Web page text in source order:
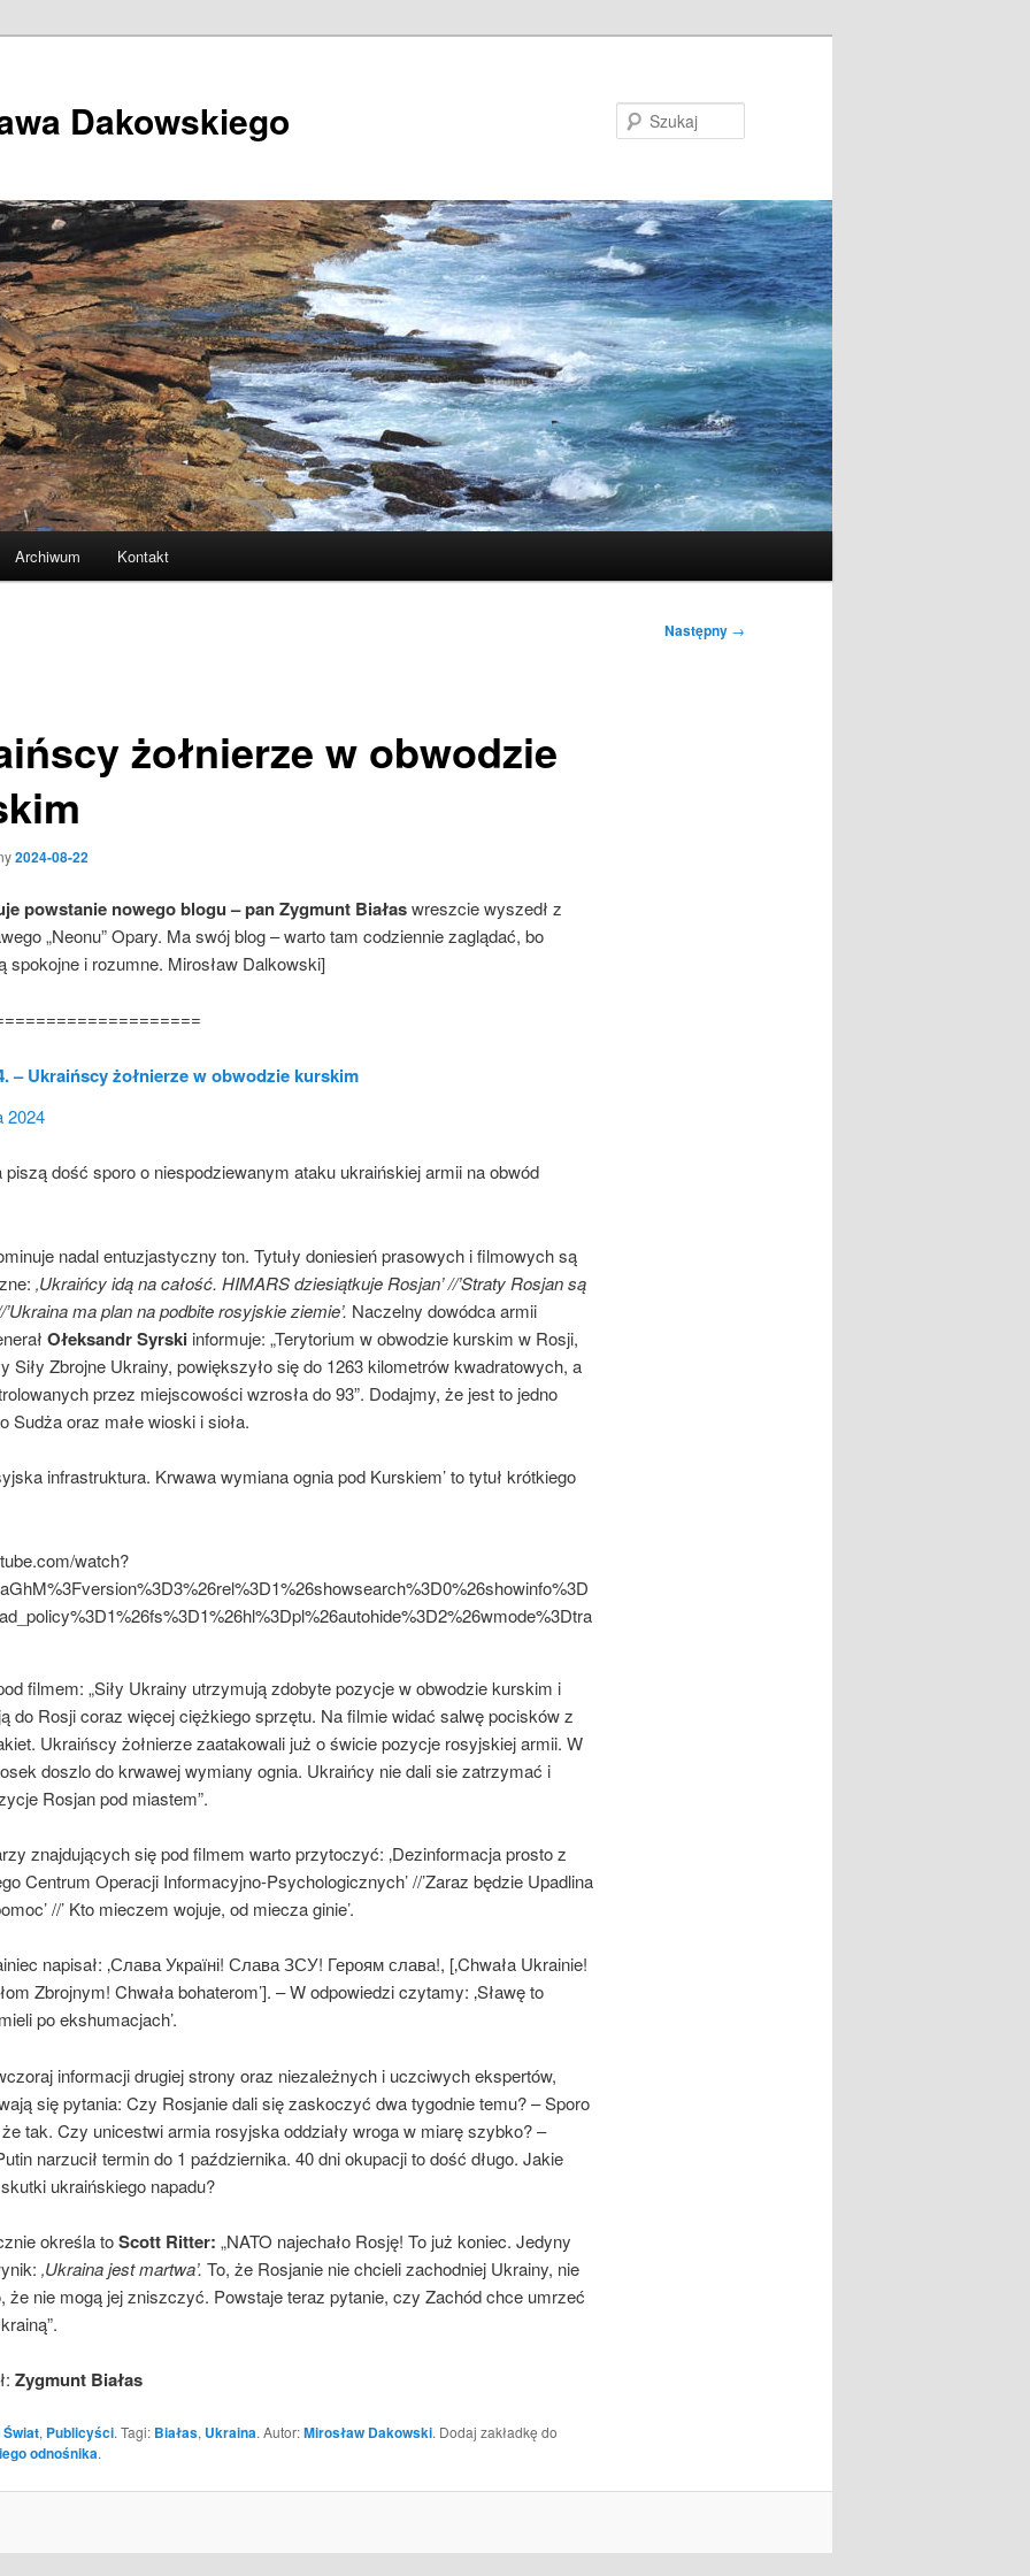
Dakowskiego
Archiwum Kontakt
Następny →
żołnierze w obwodzie
2024-08-22
powstanie nowego blogu – pan Zygmunt Białaswreszcie wyszedł z
„Neonu” Opary. Ma swój blog – warto tam codziennie zaglądać, bo
spokojne i rozumne. Mirosław Dalkowski]
– Ukraińscy żołnierze w obwodzie kurskim
2024
piszą dość sporo o niespodziewanym ataku ukraińskiej armii na obwód
nadal entuzjastyczny ton. Tytuły doniesień prasowych i filmowych są
‚Ukraińcy idą na całość. HIMARS dziesiątkuje Rosjan’ //’Straty Rosjan są
’Ukraina ma plan na podbite rosyjskie ziemie’. Naczelny dowódca armii
Ołeksandr Syrskiinformuje: „Terytorium w obwodzie kurskim w Rosji,
Siły Zbrojne Ukrainy, powiększyło się do 1263 kilometrów kwadratowych, a
przez miejscowości wzrosła do 93”. Dodajmy, że jest to jedno
Sudża oraz małe wioski i sioła.
infrastruktura. Krwawa wymiana ognia pod Kurskiem’ to tytuł krótkiego
watch?
filmem: „Siły Ukrainy utrzymują zdobyte pozycje w obwodzie kurskim i
do Rosji coraz więcej ciężkiego sprzętu. Na filmie widać salwę pocisków z
Ukraińscy żołnierze zaatakowali już o świcie pozycje rosyjskiej armii. W
doszlo do krwawej wymiany ognia. Ukraińcy nie dali sie zatrzymać i
Rosjan pod miastem”.
znajdujących się pod filmem warto przytoczyć: ‚Dezinformacja prosto z
Centrum Operacji Informacyjno-Psychologicznych’ //’Zaraz będzie Upadlina
//’ Kto mieczem wojuje, od miecza ginie’.
napisał: ‚Слава Україні! Слава ЗСУ! Героям слава!, [‚Chwała Ukrainie!
Zbrojnym! Chwała bohaterom’]. – W odpowiedzi czytamy: ‚Sławę to
po ekshumacjach’.
informacji drugiej strony oraz niezależnych i uczciwych ekspertów,
się pytania: Czy Rosjanie dali się zaskoczyć dwa tygodnie temu? – Sporo
tak. Czy unicestwi armia rosyjska oddziały wroga w miarę szybko? –
narzucił termin do 1 października. 40 dni okupacji to dość długo. Jakie
ukraińskiego napadu?
określa toScott Ritter: „NATO najechało Rosję! To już koniec. Jedyny
‚Ukraina jest martwa’. To, że Rosjanie nie chcieli zachodniej Ukrainy, nie
że nie mogą jej zniszczyć. Powstaje teraz pytanie, czy Zachód chce umrzeć
Zygmunt Białas
Świat, Publicyści. Tagi: Białas, Ukraina. Autor:Mirosław Dakowski. Dodaj zakładkę do
odnośnika.